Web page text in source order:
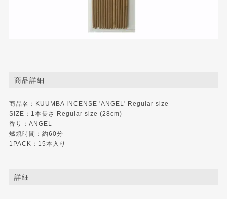
商品詳細
商品名：KUUMBA INCENSE 'ANGEL' Regular size
SIZE：1本長さ Regular size (28cm)
香り：ANGEL
燃焼時間：約60分
1PACK：15本入り
詳細